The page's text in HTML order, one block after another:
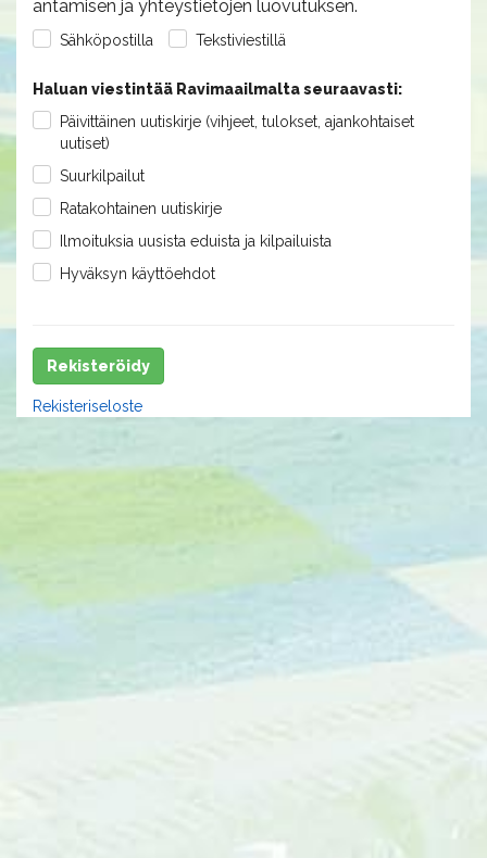
antamisen ja yhteystietojen luovutuksen.
Sähköpostilla Tekstiviestillä
Haluan viestintää Ravimaailmalta seuraavasti:
Päivittäinen uutiskirje (vihjeet, tulokset, ajankohtaiset
uutiset)
Suurkilpailut
Ratakohtainen uutiskirje
Ilmoituksia uusista eduista ja kilpailuista
Hyväksyn käyttöehdot
Rekisteröidy
Rekisteriseloste